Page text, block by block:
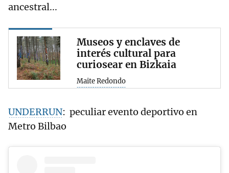
ancestral...
Museos y enclaves de
interés cultural para
curiosear en Bizkaia
Maite Redondo
UNDERRUN: peculiar evento deportivo en
Metro Bilbao